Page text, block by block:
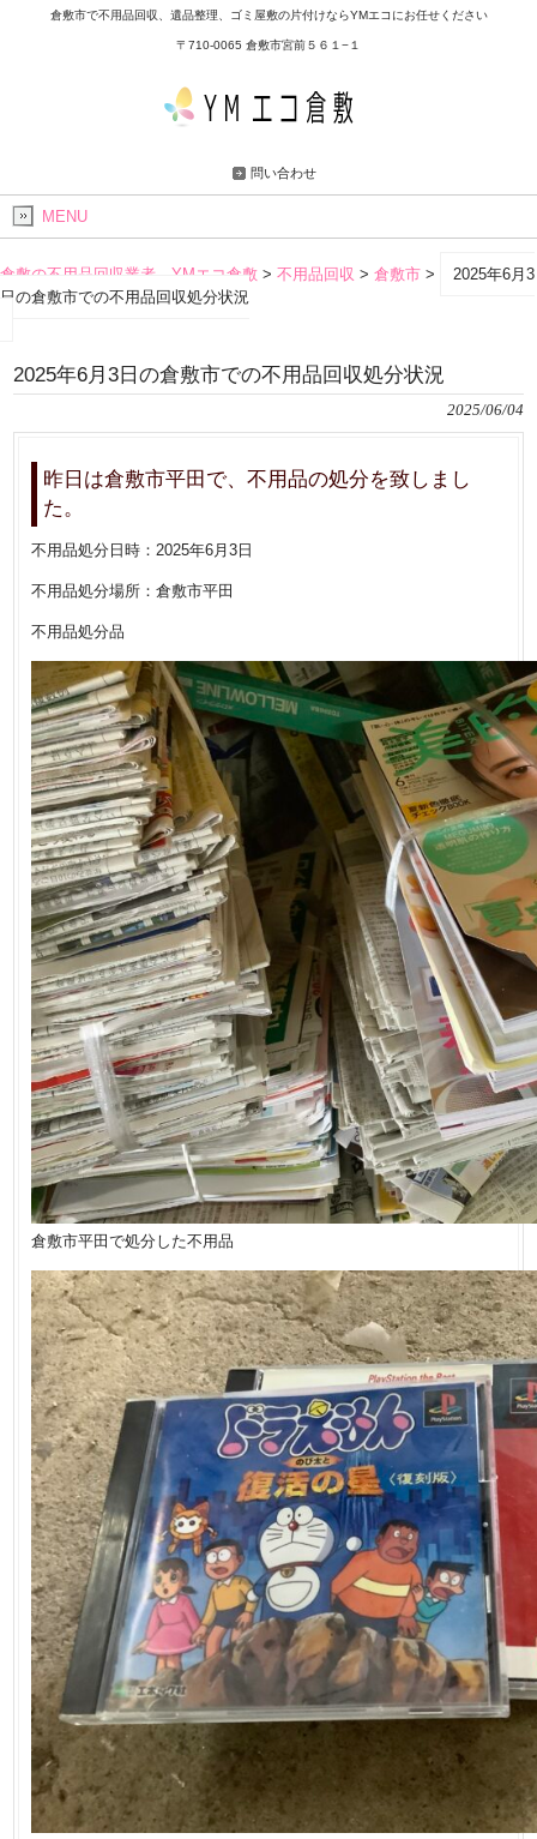
倉敷市で不用品回収、遺品整理、ゴミ屋敷の片付けならYMエコにお任せください
〒710-0065 倉敷市宮前５６１−１
問い合わせ
MENU
倉敷の不用品回収業者 YMエコ倉敷 > 不用品回収 > 倉敷市 >
2025年6月3
日の倉敷市での不用品回収処分状況
2025年6月3日の倉敷市での不用品回収処分状況
2025/06/04
昨日は倉敷市平田で、不用品の処分を致しまし
た。
不用品処分日時：2025年6月3日
不用品処分場所：倉敷市平田
不用品処分品
倉敷市平田で処分した不用品